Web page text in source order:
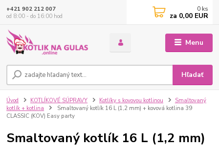
Menu
Hľadať
+421 902 212 007
od 8:00 - do 16:00 hod
0 ks
za 0,00 EUR
Úvod KOTLÍKOVÉ SÚPRAVY Kotlíky s kovovou kotlinou
Smaltovaný
kotlík + kotlina
Smaltovaný kotlík 16 L (1,2 mm) + kovová kotlina 39
CLASSIC (KOV) Easy party
Smaltovaný kotlík 16 L (1,2 mm)